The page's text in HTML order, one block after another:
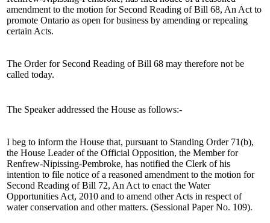
amendment to the motion for Second Reading of Bill 68, An Act to
promote Ontario as open for business by amending or repealing
certain Acts.
The Order for Second Reading of Bill 68 may therefore not be
called today.
The Speaker addressed the House as follows:-
I beg to inform the House that, pursuant to Standing Order 71(b),
the House Leader of the Official Opposition, the Member for
Renfrew-Nipissing-Pembroke, has notified the Clerk of his
intention to file notice of a reasoned amendment to the motion for
Second Reading of Bill 72, An Act to enact the Water
Opportunities Act, 2010 and to amend other Acts in respect of
water conservation and other matters. (Sessional Paper No. 109).